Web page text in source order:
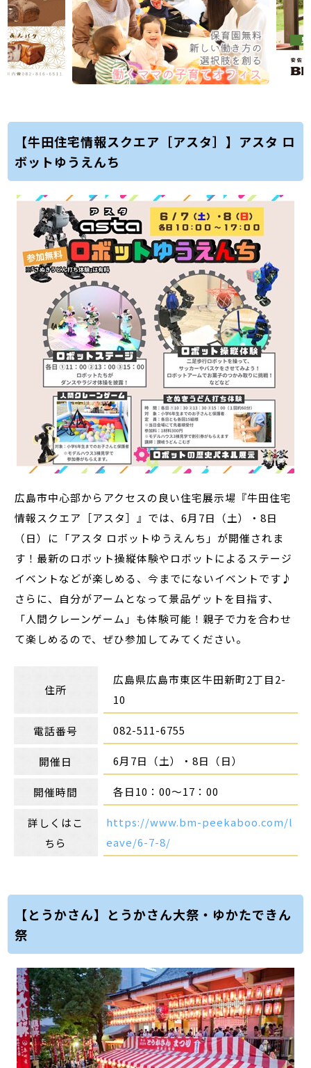
【牛田住宅情報スクエア［アスタ］】アスタ ロ
ボットゆうえんち
広島市中心部からアクセスの良い住宅展示場『牛田住宅
情報スクエア［アスタ］』では、6月7日（土）・8日
（日）に「アスタ ロボットゆうえんち」が開催されま
す！最新のロボット操縦体験やロボットによるステージ
イベントなどが楽しめる、今までにないイベントです♪
さらに、自分がアームとなって景品ゲットを目指す、
「人間クレーンゲーム」も体験可能！親子で力を合わせ
て楽しめるので、ぜひ参加してみてください。
住所
広島県広島市東区牛田新町2丁目2-
10
電話番号 082-511-6755
開催日 6月7日（土）・8日（日）
開催時間 各日10：00～17：00
詳しくはこ
ちら
https://www.bm-peekaboo.com/l
eave/6-7-8/
【とうかさん】とうかさん大祭・ゆかたできん
祭